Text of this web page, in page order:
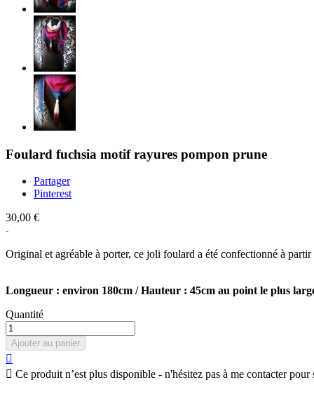
Foulard fuchsia motif rayures pompon prune
Partager
Pinterest
30,00 €
Original et agréable à porter, ce joli foulard a été confectionné à
Longueur : environ 180cm / Hauteur : 45cm au point le plus
Quantité
Ajouter au panier

 Ce produit n’est plus disponible - n'hésitez pas à me contacter